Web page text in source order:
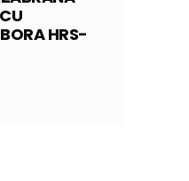
HRS-